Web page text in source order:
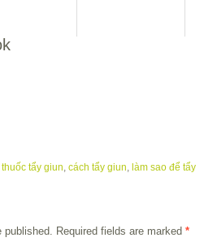
tẩy giun cách tẩy giun làm sao để tẩy
Required fields are marked *